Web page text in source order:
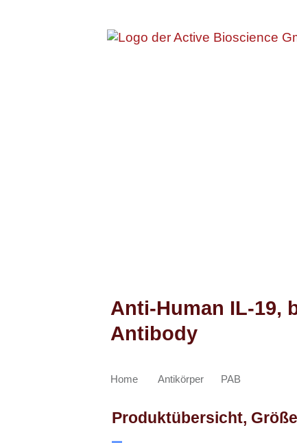
Anti-Human IL-19,
Antibody
Home Antikörper PAB
Produktübersicht,